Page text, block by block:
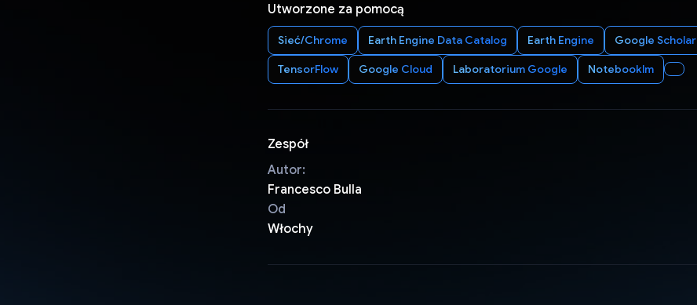
Utworzone za pomocą
Sieć/Chrome Earth Engine Data Catalog Earth Engine Google Scholar
TensorFlow Google Cloud Laboratorium Google Notebooklm
Zespół
Autor:
Francesco Bulla
Od
Włochy